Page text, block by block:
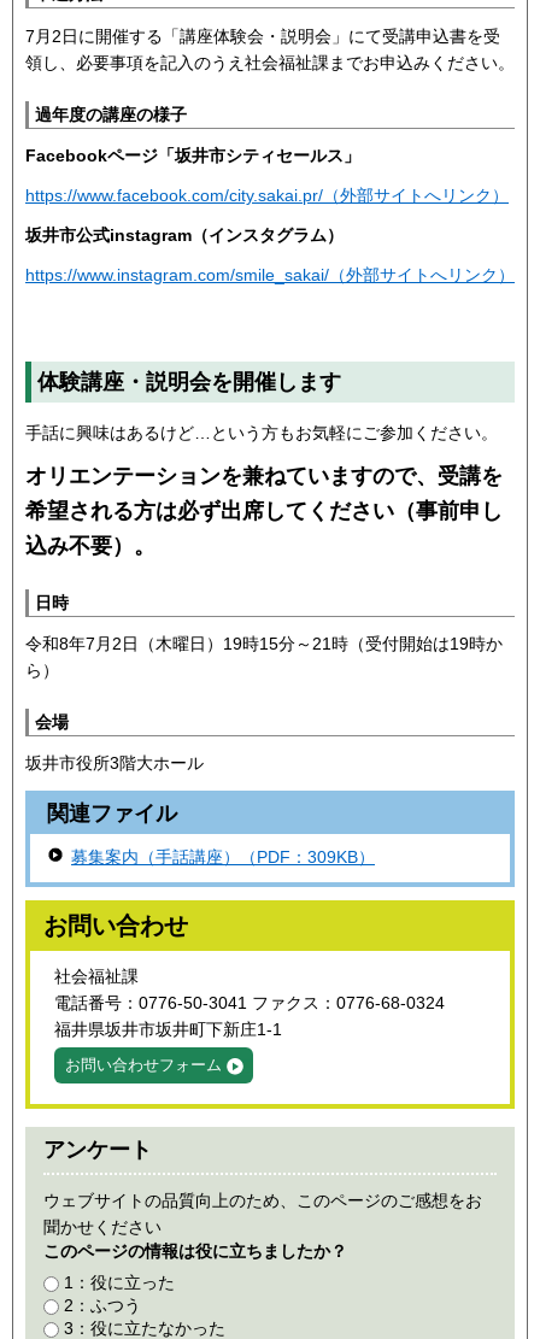
7月2日に開催する「講座体験会・説明会」にて受講申込書を受
領し、必要事項を記入のうえ社会福祉課までお申込みください。
過年度の講座の様子
Facebookページ「坂井市シティセールス」
https://www.facebook.com/city.sakai.pr/（外部サイトへリンク）
坂井市公式instagram（インスタグラム）
https://www.instagram.com/smile_sakai/（外部サイトへリンク）
体験講座・説明会を開催します
手話に興味はあるけど…という方もお気軽にご参加ください。
オリエンテーションを兼ねていますので、 受講を
希望される方は必ず出席してください（事前申し
込み不要）。
日時
令和8年7月2日（木曜日）19時15分～21時（受付開始は19時か
ら）
会場
坂井市役所3階大ホール
関連ファイル
募集案内（手話講座）（PDF：309KB）
お問い合わせ
社会福祉課
電話番号：0776-50-3041 ファクス：0776-68-0324
福井県坂井市坂井町下新庄1-1
お問い合わせフォーム
アンケート
ウェブサイトの品質向上のため、このページのご感想をお
聞かせください
このページの情報は役に立ちましたか？
1：役に立った
2：ふつう
3：役に立たなかった